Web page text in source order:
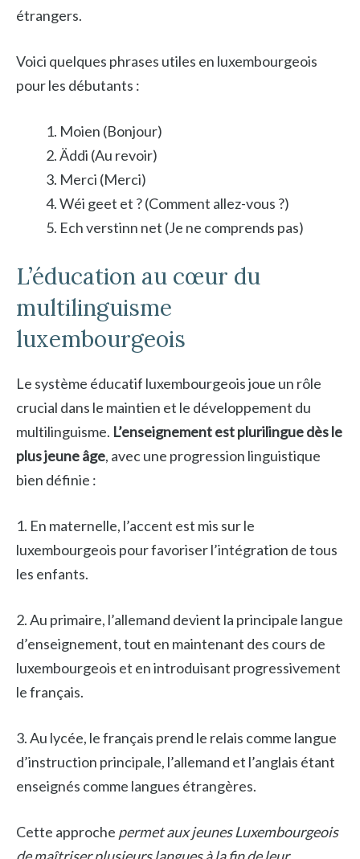
étrangers.
Voici quelques phrases utiles en luxembourgeois
pour les débutants :
Moien (Bonjour)
Äddi (Au revoir)
Merci (Merci)
Wéi geet et ? (Comment allez-vous ?)
Ech verstinn net (Je ne comprends pas)
L’éducation au cœur du
multilinguisme
luxembourgeois
Le système éducatif luxembourgeois joue un rôle
crucial dans le maintien et le développement du
multilinguisme. L’enseignement est plurilingue dès le
plus jeune âge, avec une progression linguistique
bien définie :
1. En maternelle, l’accent est mis sur le
luxembourgeois pour favoriser l’intégration de tous
les enfants.
2. Au primaire, l’allemand devient la principale langue
d’enseignement, tout en maintenant des cours de
luxembourgeois et en introduisant progressivement
le français.
3. Au lycée, le français prend le relais comme langue
d’instruction principale, l’allemand et l’anglais étant
enseignés comme langues étrangères.
Cette approche permet aux jeunes Luxembourgeois